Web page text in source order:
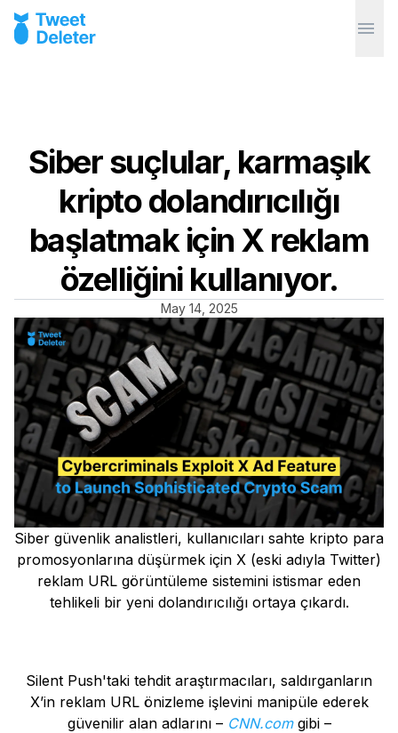
Siber suçlular, karmaşık
kripto dolandırıcılığı
başlatmak için X reklam
özelliğini kullanıyor.
May 14, 2025
Siber güvenlik analistleri, kullanıcıları sahte kripto para
promosyonlarına düşürmek için X (eski adıyla Twitter)
reklam URL görüntüleme sistemini istismar eden
tehlikeli bir yeni dolandırıcılığı ortaya çıkardı.
Silent Push'taki tehdit araştırmacıları, saldırganların
X’in reklam URL önizleme işlevini manipüle ederek
güvenilir alan adlarını – CNN.comgibi –